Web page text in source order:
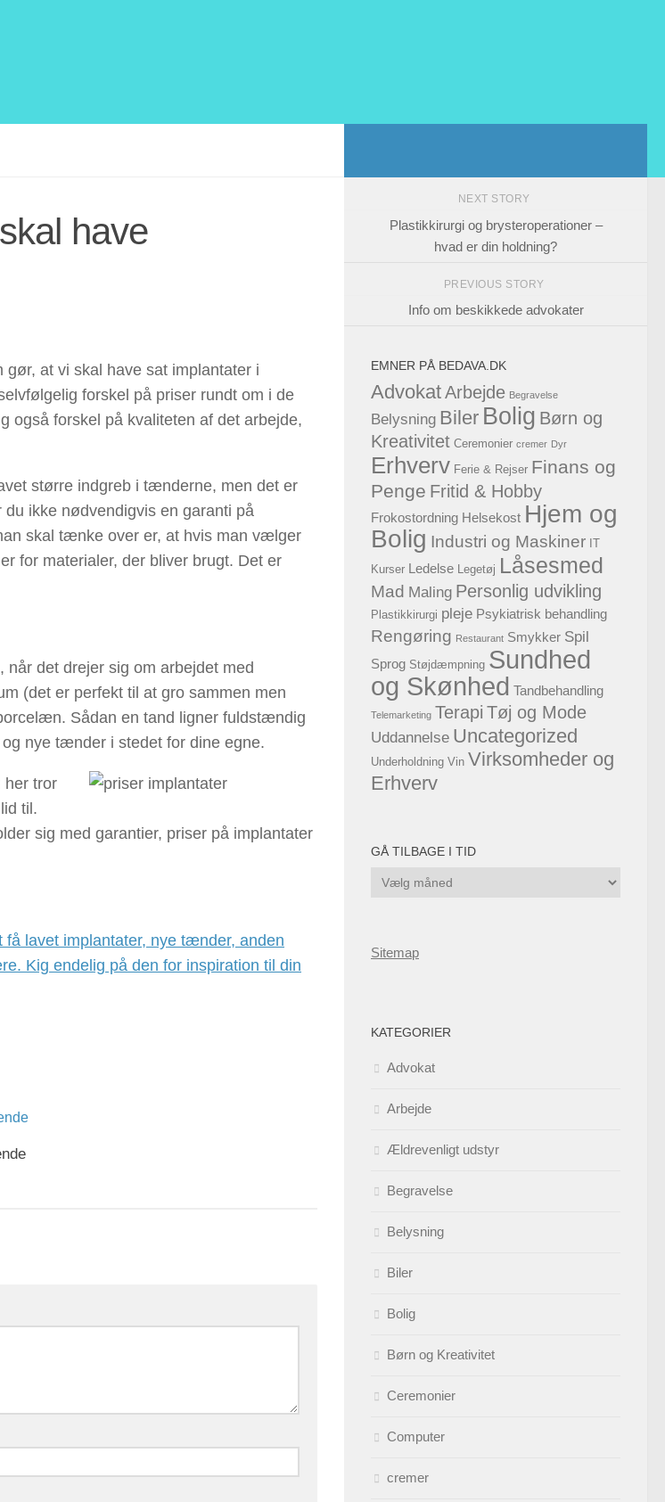
have
at vi skal have sat implantater i
forskel på priser rundt om i de
også forskel på kvaliteten af det arbejde,
større indgreb i tænderne, men det er
ikke nødvendigvis en garanti på
skal tænke over er, at hvis man vælger
for materialer, der bliver brugt. Det er
det drejer sig om arbejdet med
(det er perfekt til at gro sammen men
Sådan en tand ligner fuldstændig
nye tænder i stedet for dine egne.
her tror
til.
sig med garantier, priser på implantater
lavet implantater, nye tænder, anden
Kig endelig på den for inspiration til din
NEXT STORY
Plastikkirurgi og brysteroperationer –
hvad er din holdning?
PREVIOUS STORY
Info om beskikkede advokater
EMNER PÅ BEDAVA.DK
AdvokatArbejde Begravelse
Belysning Biler Bolig Børn og
Kreativitet Ceremonier cremer Dyr
Erhverv Ferie & Rejser Finans og
Penge Fritid & Hobby
Frokostordning Helsekost Hjem og
Bolig Industri og Maskiner IT
Kurser Ledelse Legetøj Låsesmed
Mad Maling Personlig udvikling
Plastikkirurgi pleje Psykiatrisk behandling
Rengøring Restaurant Smykker Spil
Sprog Støjdæmpning Sundhed
og Skønhed Tandbehandling
Telemarketing Terapi Tøj og Mode
Uddannelse Uncategorized
Underholdning Vin Virksomheder og
Erhverv
GÅ TILBAGE I TID
Gå
Sitemap
KATEGORIER
Advokat
Arbejde
Ældrevenligt udstyr
Begravelse
Belysning
Biler
Bolig
Børn og Kreativitet
Ceremonier
Computer
cremer